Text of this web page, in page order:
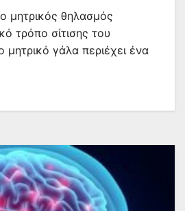
μητρικός θηλασμός
τρόπο σίτισης του
γάλα περιέχει ένα